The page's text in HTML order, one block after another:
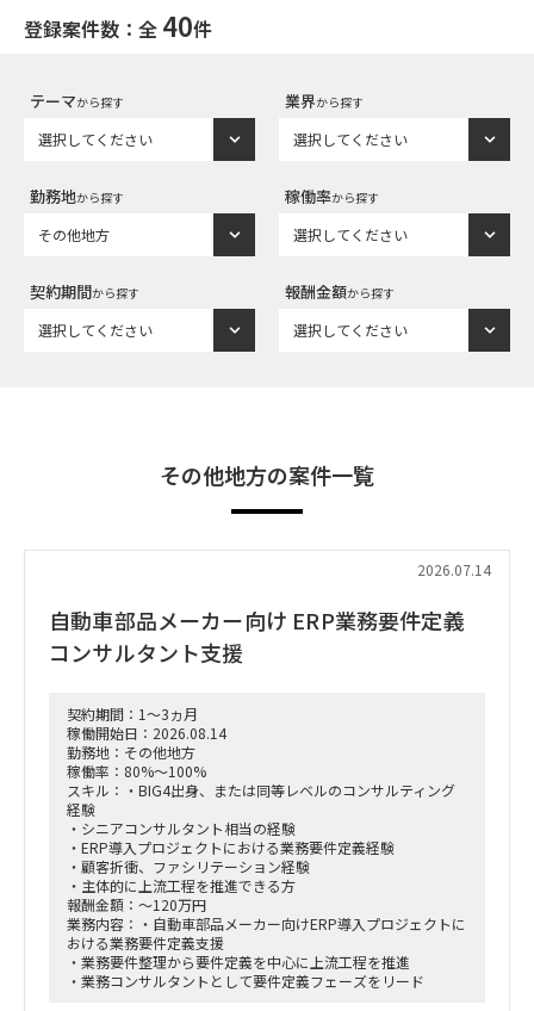
登録案件数：全 40件
テーマから探す 業界から探す
勤務地から探す 稼働率から探す
契約期間から探す 報酬金額から探す
その他地方の案件一覧
2026.07.14
自動車部品メーカー向け ERP業務要件定義
コンサルタント支援
契約期間：1～3ヵ月
稼働開始日：2026.08.14
勤務地：その他地方
稼働率：80%～100%
スキル：・BIG4出身、または同等レベルのコンサルティング
経験
・シニアコンサルタント相当の経験
・ERP導入プロジェクトにおける業務要件定義経験
・顧客折衝、ファシリテーション経験
・主体的に上流工程を推進できる方
報酬金額：～120万円
業務内容：・自動車部品メーカー向けERP導入プロジェクトに
おける業務要件定義支援
・業務要件整理から要件定義を中心に上流工程を推進
・業務コンサルタントとして要件定義フェーズをリード